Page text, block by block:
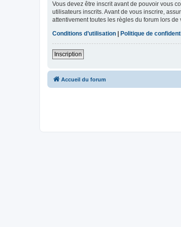
Vous devez être inscrit avant de pouvoir vous
utilisateurs inscrits. Avant de vous inscrire,
attentivement toutes les règles du forum lors de
Conditions d’utilisation
Politique de
Inscription
Accueil du forum